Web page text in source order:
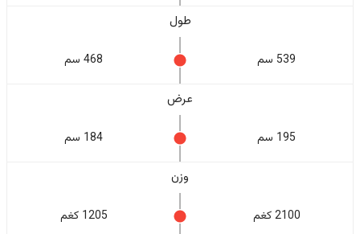
طول
539 سم 468 سم
عرض
195 سم 184 سم
وزن
2100 كغم 1205 كغم